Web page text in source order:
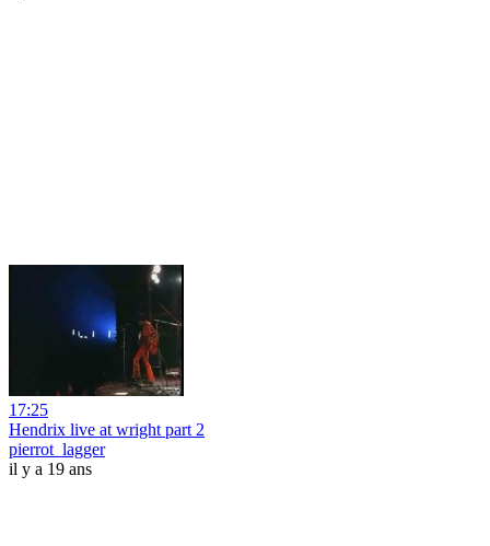
17:25
Hendrix live at wright part 2
pierrot_lagger
il y a 19 ans